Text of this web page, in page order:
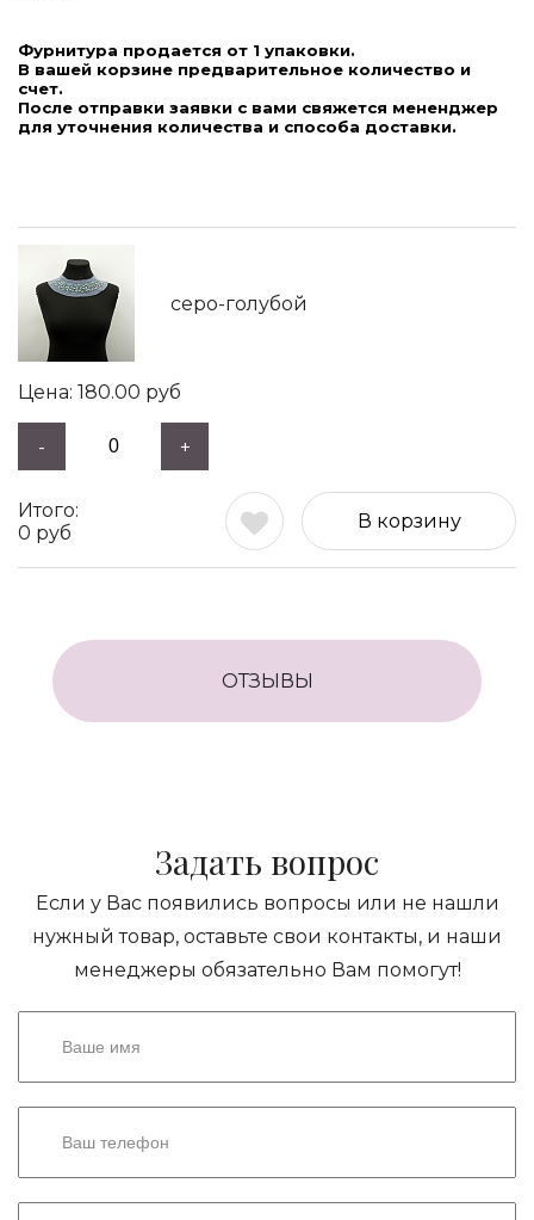
Фурнитура продается от 1 упаковки.
В вашей корзине предварительное количество и
счет.
После отправки заявки с вами свяжется мененджер
для уточнения количества и способа доставки.
серо-голубой
180.00 руб
- +
0 руб
В корзину
ОТЗЫВЫ
Задать вопрос
Если у Вас появились вопросы или не нашли
нужный товар, оставьте свои контакты, и наши
менеджеры обязательно Вам помогут!